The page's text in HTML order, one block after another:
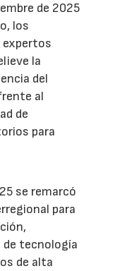
de 2025
los
expertos
la
del
al
de
para
se remarcó
para
tecnología
de alta